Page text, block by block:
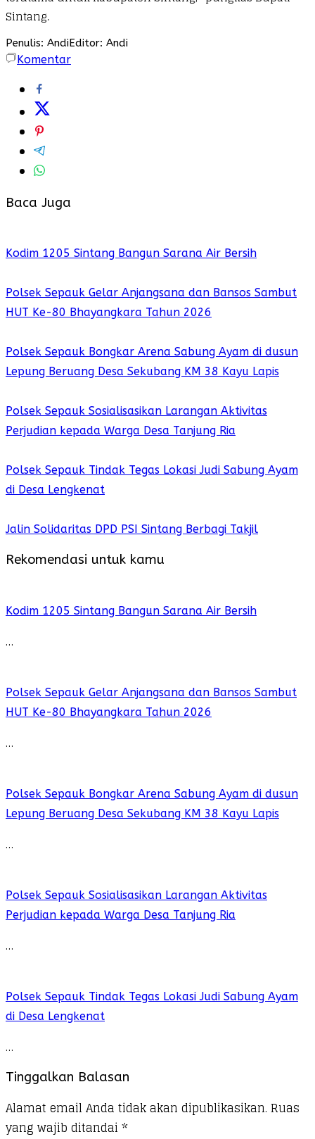
Sintang.
Penulis: AndiEditor: Andi
Komentar
Baca Juga
Kodim 1205 Sintang Bangun Sarana Air Bersih
Polsek Sepauk Gelar Anjangsana dan Bansos Sambut
HUT Ke-80 Bhayangkara Tahun 2026
Polsek Sepauk Bongkar Arena Sabung Ayam di dusun
Lepung Beruang Desa Sekubang KM 38 Kayu Lapis
Polsek Sepauk Sosialisasikan Larangan Aktivitas
Perjudian kepada Warga Desa Tanjung Ria
Polsek Sepauk Tindak Tegas Lokasi Judi Sabung Ayam
di Desa Lengkenat
Jalin Solidaritas DPD PSI Sintang Berbagi Takjil
Rekomendasi untuk kamu
Kodim 1205 Sintang Bangun Sarana Air Bersih
…
Polsek Sepauk Gelar Anjangsana dan Bansos Sambut
HUT Ke-80 Bhayangkara Tahun 2026
…
Polsek Sepauk Bongkar Arena Sabung Ayam di dusun
Lepung Beruang Desa Sekubang KM 38 Kayu Lapis
…
Polsek Sepauk Sosialisasikan Larangan Aktivitas
Perjudian kepada Warga Desa Tanjung Ria
…
Polsek Sepauk Tindak Tegas Lokasi Judi Sabung Ayam
di Desa Lengkenat
…
Tinggalkan Balasan
Alamat email Anda tidak akan dipublikasikan. Ruas
yang wajib ditandai *